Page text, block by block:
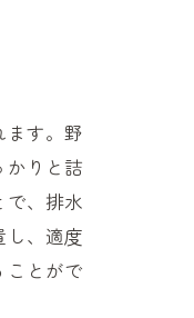
す。野
りと詰
、排水
、適度
とがで